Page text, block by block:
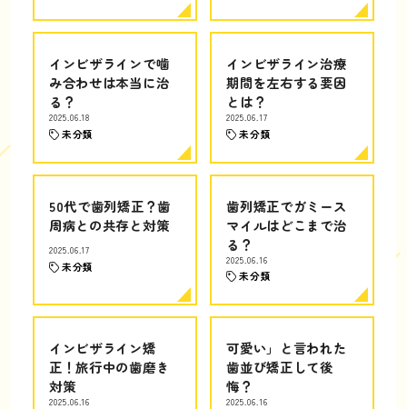
インビザラインで噛
み合わせは本当に治
る？
2025.06.18
未分類
インビザライン治療
期間を左右する要因
とは？
2025.06.17
未分類
50代で歯列矯正？歯
周病との共存と対策
2025.06.17
未分類
歯列矯正でガミース
マイルはどこまで治
る？
2025.06.16
未分類
インビザライン矯
正！旅行中の歯磨き
対策
2025.06.16
可愛い」と言われた
歯並び矯正して後
悔？
2025.06.16